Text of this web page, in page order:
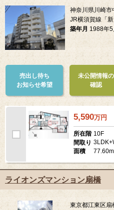
神奈川県川崎
JR横須賀線「
築年月 1988年5
売出し待ち
お知らせ希望
未公開情報の
確認
5,590万円
所在階 10F
間取り
面積
77.60m
ライオンズマンション扇橋
東京都江東区扇